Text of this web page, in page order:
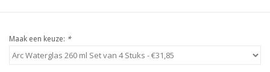
Maak een keuze: *